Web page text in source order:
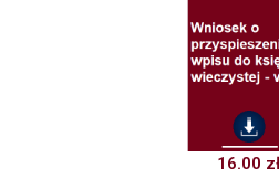
16.00 zł